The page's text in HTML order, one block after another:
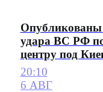
Опубликованы
удара ВС РФ
центру под
20:10
6 АВГ